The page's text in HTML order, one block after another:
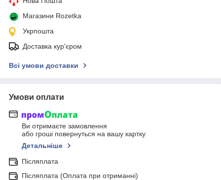
Магазини Rozetka
Укрпошта
Доставка кур'єром
Всі умови доставки
Умови оплати
Ви отримаєте замовлення
або гроші повернуться на вашу картку
Детальніше
Післяплата
Післяплата (Оплата при отриманні)